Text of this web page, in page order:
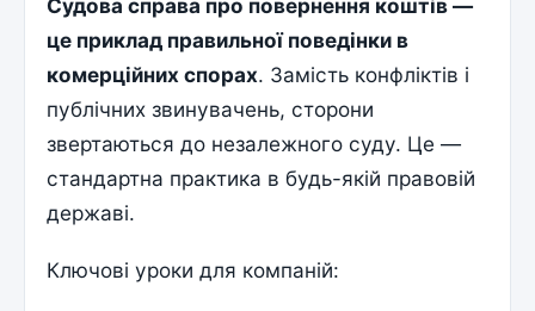
Судова справа про повернення коштів —
це приклад правильної поведінки в
комерційних спорах. Замість конфліктів і
публічних звинувачень, сторони
звертаються до незалежного суду. Це —
стандартна практика в будь-якій правовій
державі.
Ключові уроки для компаній: